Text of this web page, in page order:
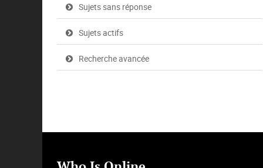
Sujets sans réponse
Sujets actifs
Recherche avancée